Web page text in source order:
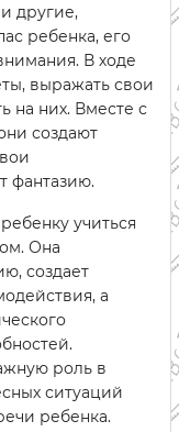
другие,
ребенка, его
В ходе
выражать свои
на них. Вместе с
создают
фантазию.
учиться
Она
создает
а
роль в
ситуаций
ребенка.